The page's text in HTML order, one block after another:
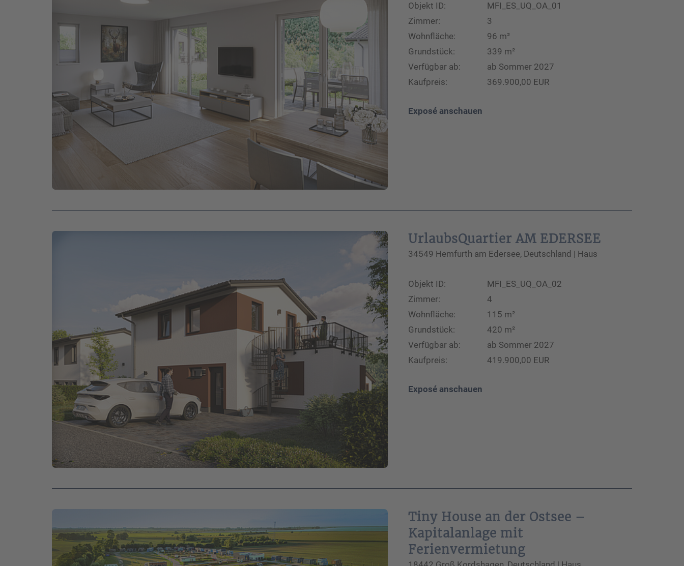
Objekt ID:
MFI_ES_UQ_OA_01
Zimmer:
3
Wohnfläche:
96 m²
Grundstück:
339 m²
Verfügbar ab:
ab Sommer 2027
Kaufpreis:
369.900,00 EUR
Exposé anschauen
UrlaubsQuartier AM EDERSEE
34549 Hemfurth am Edersee, Deutschland | Haus
Objekt ID:
MFI_ES_UQ_OA_02
Zimmer:
4
Wohnfläche:
115 m²
Grundstück:
420 m²
Verfügbar ab:
ab Sommer 2027
Kaufpreis:
419.900,00 EUR
Exposé anschauen
Tiny House an der Ostsee –
Kapitalanlage mit
Ferienvermietung